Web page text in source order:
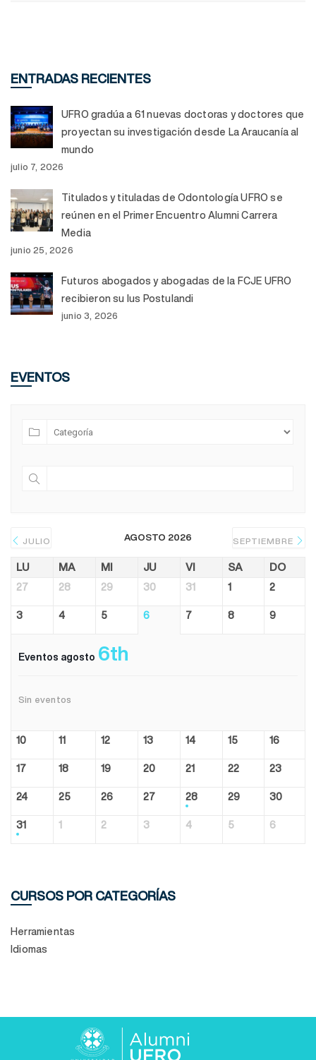
ENTRADAS RECIENTES
UFRO gradúa a 61 nuevas doctoras y doctores que
proyectan su investigación desde La Araucanía al
mundo
julio 7, 2026
Titulados y tituladas de Odontología UFRO se
reúnen en el Primer Encuentro Alumni Carrera
Media
junio 25, 2026
Futuros abogados y abogadas de la FCJE UFRO
recibieron su Ius Postulandi
junio 3, 2026
EVENTOS
JULIO AGOSTO 2026 SEPTIEMBRE
LU MA MI JU VI SA DO
27 28 29 30 31 1 2
3 4 5 6 7 8 9
Eventos agosto 6th
Sin eventos
10 11 12 13 14 15 16
17 18 19 20 21 22 23
24 25 26 27 28 29 30
31 1 2 3 4 5 6
CURSOS POR CATEGORÍAS
Herramientas
Idiomas